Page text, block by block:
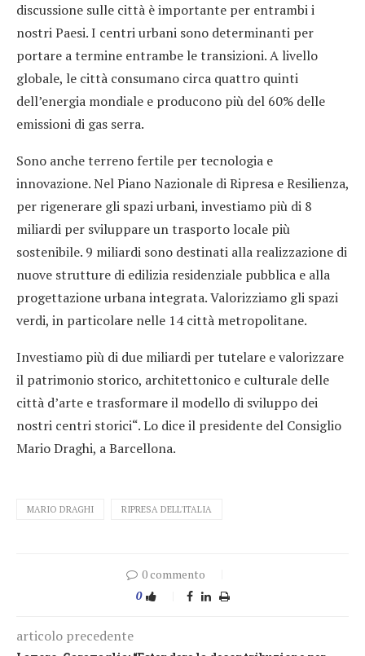
discussione sulle città è importante per entrambi i
nostri Paesi. I centri urbani sono determinanti per
portare a termine entrambe le transizioni. A livello
globale, le città consumano circa quattro quinti
dell’energia mondiale e producono più del 60% delle
emissioni di gas serra.
Sono anche terreno fertile per tecnologia e
innovazione. Nel Piano Nazionale di Ripresa e Resilienza,
per rigenerare gli spazi urbani, investiamo più di 8
miliardi per sviluppare un trasporto locale più
sostenibile. 9 miliardi sono destinati alla realizzazione di
nuove strutture di edilizia residenziale pubblica e alla
progettazione urbana integrata. Valorizziamo gli spazi
verdi, in particolare nelle 14 città metropolitane.
Investiamo più di due miliardi per tutelare e valorizzare
il patrimonio storico, architettonico e culturale delle
città d’arte e trasformare il modello di sviluppo dei
nostri centri storici“. Lo dice il presidente del Consiglio
Mario Draghi, a Barcellona.
MARIO DRAGHI RIPRESA DELL'ITALIA
0 commento
0
articolo precedente